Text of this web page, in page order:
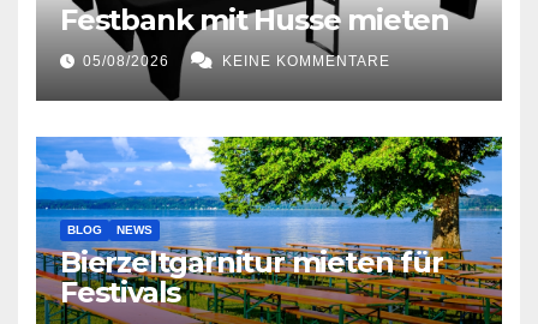
Festbank mit Husse mieten
05/08/2026 KEINE KOMMENTARE
BLOG NEWS
Bierzeltgarnitur mieten für
Festivals